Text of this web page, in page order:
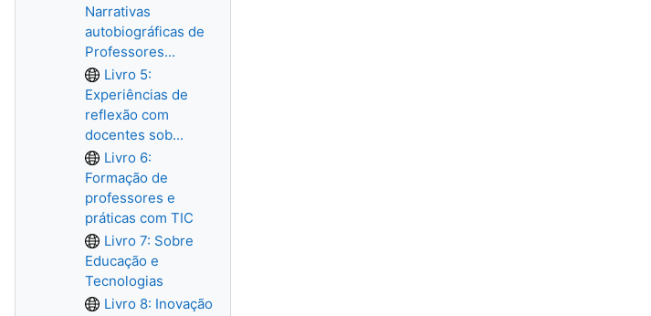
Narrativas
autobiográficas de
Professores...
Livro 5:
Experiências de
reflexão com
docentes sob...
Livro 6:
Formação de
professores e
práticas com TIC
Livro 7: Sobre
Educação e
Tecnologias
Livro 8: Inovação